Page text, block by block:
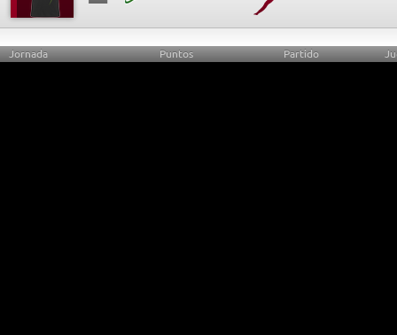
Jornada Puntos Partido